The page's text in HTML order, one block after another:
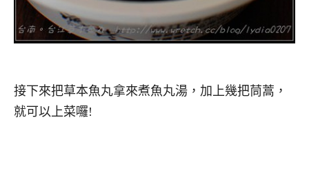
接下來把草本魚丸拿來煮魚丸湯，加上幾把茼蒿，
就可以上菜囉!